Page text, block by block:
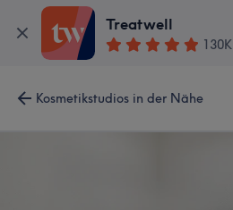
Treatwell
130K
Kosmetikstudios in der Nähe